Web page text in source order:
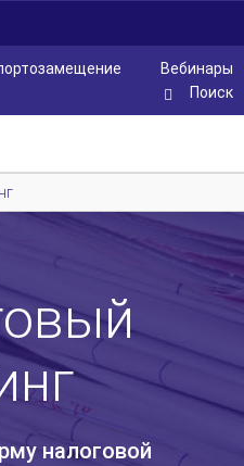
Вебинары
Поиск
налоговой